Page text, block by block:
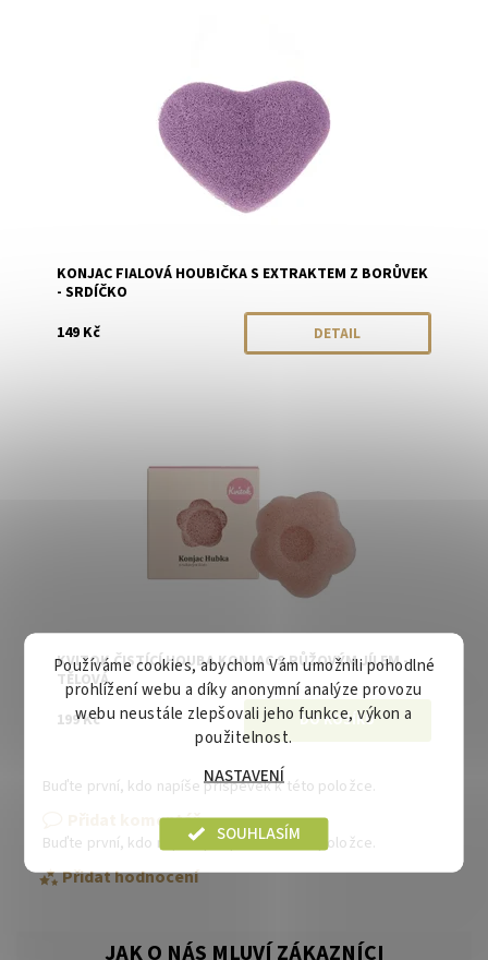
KONJAC FIALOVÁ HOUBIČKA S EXTRAKTEM Z BORŮVEK
- SRDÍČKO
149 Kč
DETAIL
KVITOK ČISTÍCÍ HOUBA KONJAC S RŮŽOVÝM JÍLEM -
TĚLOVÁ
199 Kč
Buďte první, kdo napíše příspěvek k této položce.
Přidat komentář
Buďte první, kdo napíše příspěvek k této položce.
Přidat hodnocení
Používáme cookies, abychom Vám umožnili pohodlné
prohlížení webu a díky anonymní analýze provozu
webu neustále zlepšovali jeho funkce, výkon a
použitelnost.
NASTAVENÍ
SOUHLASÍM